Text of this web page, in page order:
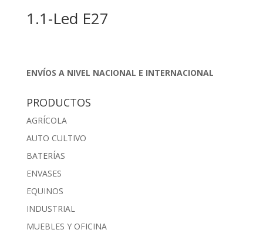
1.1-Led E27
ENVÍOS A NIVEL NACIONAL E INTERNACIONAL
PRODUCTOS
AGRÍCOLA
AUTO CULTIVO
BATERÍAS
ENVASES
EQUINOS
INDUSTRIAL
MUEBLES Y OFICINA